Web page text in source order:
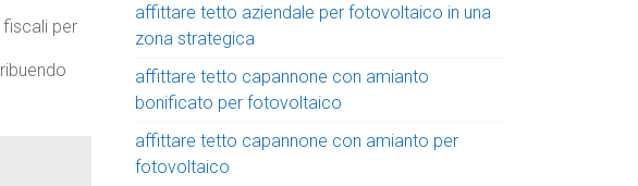
fiscali per
affittare tetto aziendale per fotovoltaico in una
zona strategica
affittare tetto capannone con amianto
bonificato per fotovoltaico
affittare tetto capannone con amianto per
fotovoltaico